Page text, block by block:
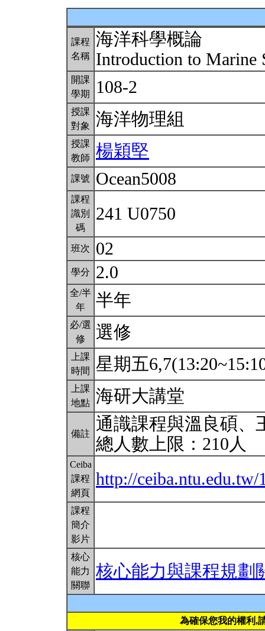
課程
名稱
海洋科學概論
Introduction to Marine
開課
學期
108-2
授課
對象
海洋物理組
授課
教師
楊穎堅
課號 Ocean5008
課程
識別
碼
241 U0750
班次 02
學分 2.0
全/半
年
半年
必/選
修
選修
上課
時間
星期五
上課
地點 海研大講堂
備註
通識課程與溫良碩、
總人數上限：210人
Ceiba
課程
網頁
http://ceiba.ntu.edu.tw/
課程
簡介
影片
核心
能力
關聯
核心能力與課程規劃
為確保您我的權利,